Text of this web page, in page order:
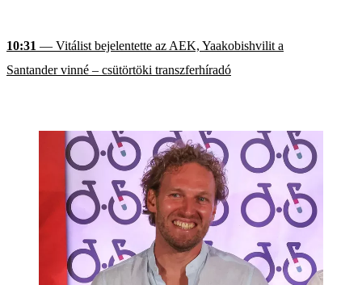
10:31 — Vitálist bejelentette az AEK, Yaakobishvilit a
Santander vinné – csütörtöki transzferhíradó